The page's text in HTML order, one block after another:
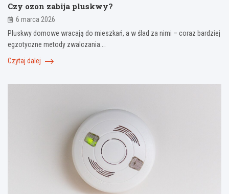
Czy ozon zabija pluskwy?
6 marca 2026
Pluskwy domowe wracają do mieszkań, a w ślad za nimi – coraz bardziej
egzotyczne metody zwalczania.…
Czytaj dalej